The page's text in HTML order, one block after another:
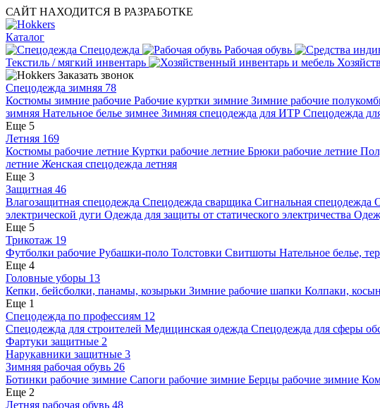
САЙТ НАХОДИТСЯ В РАЗРАБОТКЕ
Каталог
Спецодежда
Рабочая обувь
Текстиль / мягкий инвентарь
Заказать звонок
Спецодежда зимняя 78
Костюмы зимние рабочие Рабочие куртки зимние Зимние рабочие
зимняя Нательное белье зимнее Зимняя спецодежда для ИТР Спецодежда
Еще 5
Летняя 169
Костюмы рабочие летние Куртки рабочие летние Брюки рабочие летние
летние Женская спецодежда летняя
Еще 3
Защитная 46
Влагозащитная спецодежда Спецодежда сварщика Сигнальная спецодежда
электрической дуги Одежда для защиты от статического электричества
Еще 5
Трикотаж 19
Футболки рабочие Рубашки-поло Толстовки Свитшоты Нательное белье,
Еще 4
Головные уборы 13
Кепки, бейсболки, панамы, козырьки Зимние рабочие шапки Колпаки,
Еще 1
Спецодежда по профессиям 12
Спецодежда для строителей Медицинская одежда Спецодежда для сферы
Фартуки защитные 2
Нарукавники защитные 3
Зимняя рабочая обувь 26
Ботинки рабочие зимние Сапоги рабочие зимние Берцы рабочие зимние
Еще 2
Летняя рабочая обувь 48